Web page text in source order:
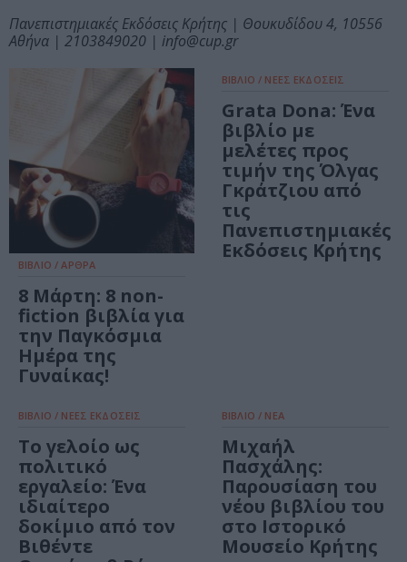
Πανεπιστημιακές Εκδόσεις Κρήτης | Θουκυδίδου 4, 10556
Αθήνα | 2103849020 | info@cup.gr
ΒΙΒΛΙΟ / ΑΡΘΡΑ
8 Μάρτη: 8 non-
fiction βιβλία για
την Παγκόσμια
Ημέρα της
Γυναίκας!
ΒΙΒΛΙΟ / ΝΕΕΣ ΕΚΔΟΣΕΙΣ
Grata Dona: Ένα
βιβλίο με
μελέτες προς
τιμήν της Όλγας
Γκράτζιου από
τις
Πανεπιστημιακές
Εκδόσεις Κρήτης
ΒΙΒΛΙΟ / ΝΕΕΣ ΕΚΔΟΣΕΙΣ
Το γελοίο ως
πολιτικό
εργαλείο: Ένα
ιδιαίτερο
δοκίμιο από τον
Βιθέντε
ΒΙΒΛΙΟ / ΝΕΑ
Μιχαήλ
Πασχάλης:
Παρουσίαση του
νέου βιβλίου του
στο Ιστορικό
Μουσείο Κρήτης